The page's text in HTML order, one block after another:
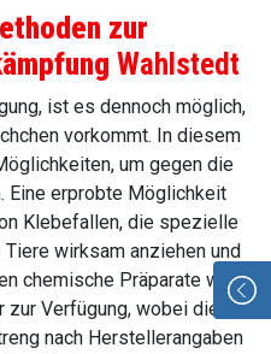
zur
Wahlstedt
ist es dennoch möglich,
vorkommt. In diesem
um gegen die
Eine erprobte Möglichkeit
Klebefallen, die spezielle
wirksam anziehen und
chemische Präparate wie
Verfügung, wobei diese
nach Herstellerangaben